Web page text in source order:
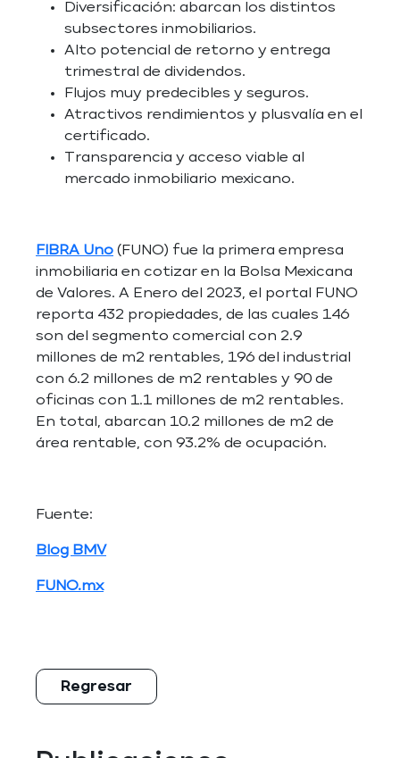
Diversificación: abarcan los distintos
subsectores inmobiliarios.
Alto potencial de retorno y entrega
trimestral de dividendos.
Flujos muy predecibles y seguros.
Atractivos rendimientos y plusvalía en el
certificado.
Transparencia y acceso viable al
mercado inmobiliario mexicano.
FIBRA Uno (FUNO) fue la primera empresa
inmobiliaria en cotizar en la Bolsa Mexicana
de Valores. A Enero del 2023, el portal FUNO
reporta 432 propiedades, de las cuales 146
son del segmento comercial con 2.9
millones de m2 rentables, 196 del industrial
con 6.2 millones de m2 rentables y 90 de
oficinas con 1.1 millones de m2 rentables.
En total, abarcan 10.2 millones de m2 de
área rentable, con 93.2% de ocupación.
Fuente:
Blog BMV
FUNO.mx
Regresar